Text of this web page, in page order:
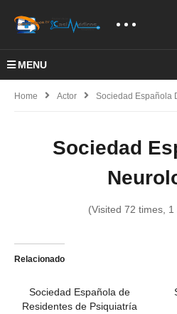
MENU
Home Actor Sociedad Española
Sociedad
(Visited 72 times, 1
Relacionado
Sociedad Española de
Residentes de Psiquiatría